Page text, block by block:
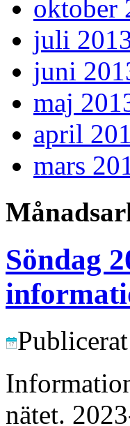
oktober
juli
juni
maj
april
mars
Söndag
Publicerat
nätet.